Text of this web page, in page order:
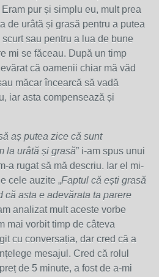
pur și simplu eu, mult prea
de urâtă și grasă pentru a putea
sau pentru a lua de bune
mi se făceau. După un timp
că oamenii chiar mă văd
măcar încearcă să vadă
iar asta compensează și
aș putea zice că sunt
la urâtă și grasă” i-am spus unui
a rugat să mă descriu. Iar el mi-
cele auzite „Faptul că ești grasă
că asta e adevărata ta parere
analizat mult aceste vorbe
mai vorbit timp de câteva
cu conversația, dar cred că a
mesajul. Cred că rolul
de 5 minute, a fost de a-mi